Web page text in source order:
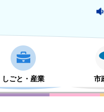
しごと・産業 市